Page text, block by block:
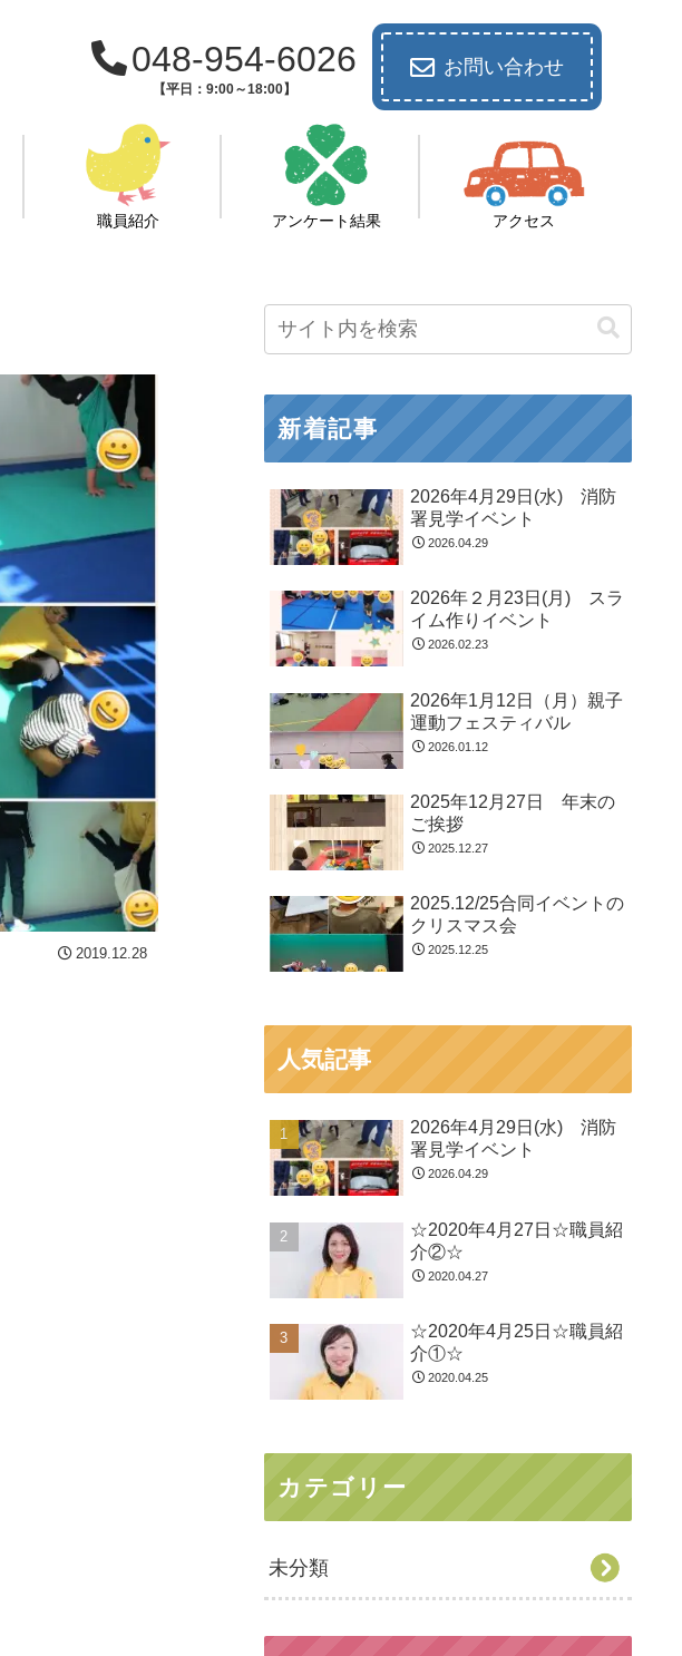
048-954-6026
【平日：9:00～18:00】
お問い合わせ
職員紹介 アンケート結果 アクセス
2019.12.28
新着記事
2026年4月29日(水) 消防
署見学イベント
2026.04.29
2026年２月23日(月) スラ
イム作りイベント
2026.02.23
2026年1月12日（月）親子
運動フェスティバル
2026.01.12
2025年12月27日 年末の
ご挨拶
2025.12.27
2025.12/25合同イベントの
クリスマス会
2025.12.25
人気記事
2026年4月29日(水) 消防
署見学イベント
2026.04.29
☆2020年4月27日☆職員紹
介②☆
2020.04.27
☆2020年4月25日☆職員紹
介①☆
2020.04.25
カテゴリー
未分類